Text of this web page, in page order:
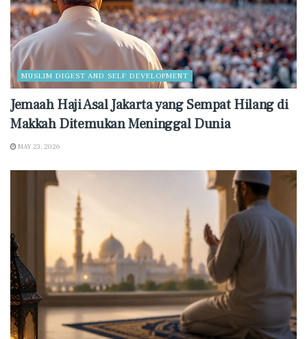
MUSLIM DIGEST AND SELF DEVELOPMENT
Jemaah Haji Asal Jakarta yang Sempat Hilang di
Makkah Ditemukan Meninggal Dunia
MAY 23, 2026